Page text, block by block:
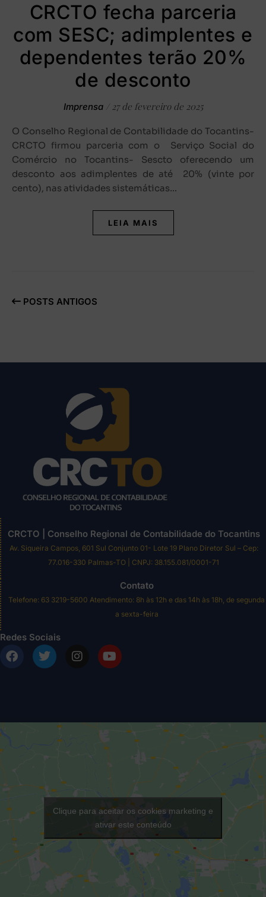
CRCTO fecha parceria
com SESC; adimplentes e
dependentes terão 20%
de desconto
Imprensa / 27 de fevereiro de 2025
O Conselho Regional de Contabilidade do Tocantins-
CRCTO firmou parceria com o Serviço Social do
Comércio no Tocantins- Sescto oferecendo um
desconto aos adimplentes de até 20% (vinte por
cento), nas atividades sistemáticas…
LEIA MAIS
POSTS ANTIGOS
CRCTO | Conselho Regional de Contabilidade do Tocantins
Av. Siqueira Campos, 601 Sul Conjunto 01- Lote 19 Plano Diretor Sul – Cep:
77.016-330 Palmas-TO | CNPJ: 38.155.081/0001-71
Contato
Telefone: 63 3219-5600 Atendimento: 8h às 12h e das 14h às 18h, de segunda
a sexta-feira
Redes Sociais
Clique para aceitar os cookies marketing e
ativar este conteúdo